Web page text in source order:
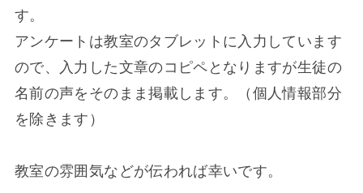
す。
アンケートは教室のタブレットに入力しています
ので、入力した文章のコピペとなりますが生徒の
名前の声をそのまま掲載します。（個人情報部分
を除きます）
教室の雰囲気などが伝われば幸いです。